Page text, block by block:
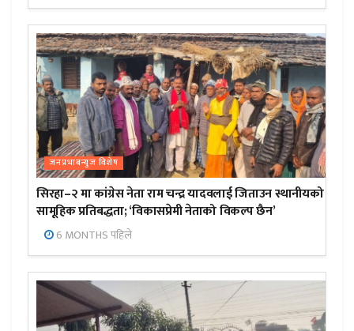
जनप्रभाबन्युज विशेष
सिरहा–२ मा कांग्रेस नेता राम चन्द्र यादवलाई जिताउन स्थानीयको
सामूहिक प्रतिबद्धता; ‘विकासप्रेमी नेताको विकल्प छैन’
6 MONTHS पहिले